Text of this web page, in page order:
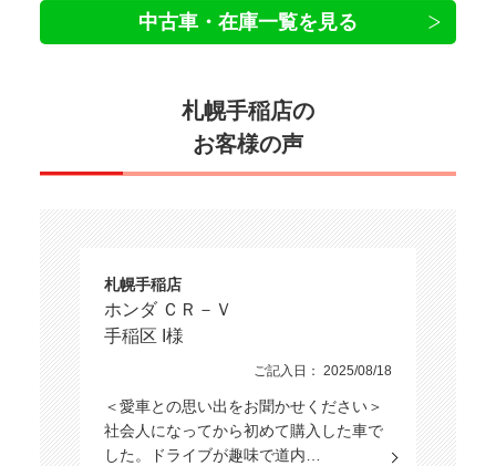
中古車・在庫一覧を見る
札幌手稲店の
お客様の声
札幌手稲店
ホンダ ＣＲ－Ｖ
手稲区 I様
ご記入日： 2025/08/18
＜愛車との思い出をお聞かせください＞
社会人になってから初めて購入した車で
した。ドライブが趣味で道内…